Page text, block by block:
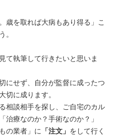
歳を取れば大病もあり得る」こ
。
て執筆して行きたいと思いま
にせず、自分が監督に成ったつ
切に成ります。
相談相手を探し、ご自宅のカル
治療なのか？手術なのか？」
の業者」に 「注文」 をして行く